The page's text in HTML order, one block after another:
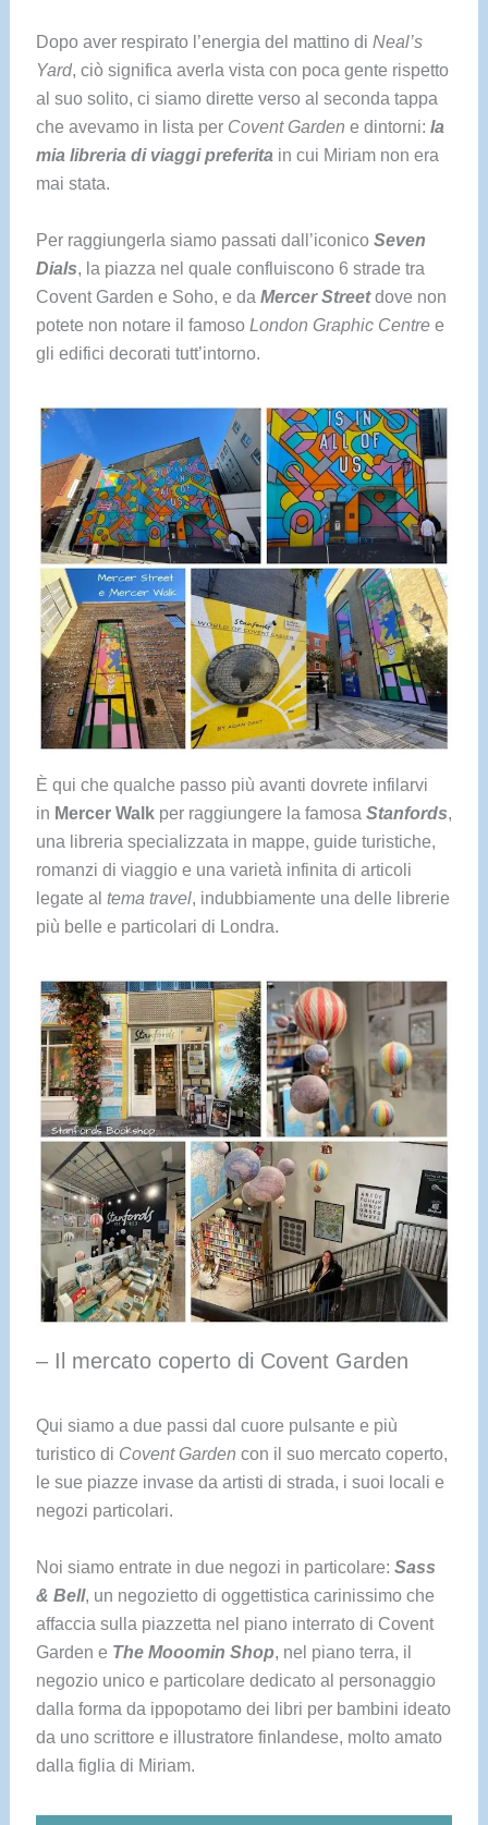
Dopo aver respirato l’energia del mattino di Neal’s
Yard, ciò significa averla vista con poca gente rispetto
al suo solito, ci siamo dirette verso al seconda tappa
che avevamo in lista per Covent Garden e dintorni: la
mia libreria di viaggi preferita in cui Miriam non era
mai stata.
Per raggiungerla siamo passati dall’iconico Seven
Dials, la piazza nel quale confluiscono 6 strade tra
Covent Garden e Soho, e da Mercer Streetdove non
potete non notare il famoso London Graphic Centree
gli edifici decorati tutt’intorno.
È qui che qualche passo più avanti dovrete infilarvi
in Mercer Walkper raggiungere la famosa Stanfords,
una libreria specializzata in mappe, guide turistiche,
romanzi di viaggio e una varietà infinita di articoli
legate al tema travel, indubbiamente una delle librerie
più belle e particolari di Londra.
– Il mercato coperto di Covent Garden
Qui siamo a due passi dal cuore pulsante e più
turistico di Covent Garden con il suo mercato coperto,
le sue piazze invase da artisti di strada, i suoi locali e
negozi particolari.
Noi siamo entrate in due negozi in particolare: Sass
& Bell, un negozietto di oggettistica carinissimo che
affaccia sulla piazzetta nel piano interrato di Covent
Garden e The Mooomin Shop, nel piano terra, il
negozio unico e particolare dedicato al personaggio
dalla forma da ippopotamo dei libri per bambini ideato
da uno scrittore e illustratore finlandese, molto amato
dalla figlia di Miriam.